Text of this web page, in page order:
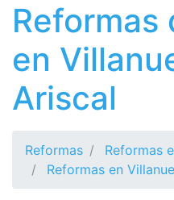
Reformas
en
Ariscal
Reformas
Reformas
Reformas en